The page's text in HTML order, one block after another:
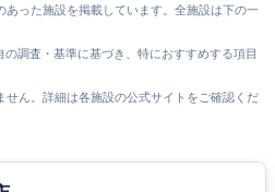
った施設を掲載しています。全施設は下の一
調査・基準に基づき、特におすすめする項目
ん。詳細は各施設の公式サイトをご確認くだ